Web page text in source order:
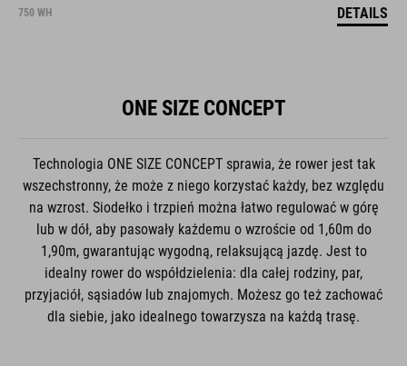
750 WH DETAILS
ONE SIZE CONCEPT
Technologia ONE SIZE CONCEPT sprawia, że rower jest tak
wszechstronny, że może z niego korzystać każdy, bez względu
na wzrost. Siodełko i trzpień można łatwo regulować w górę
lub w dół, aby pasowały każdemu o wzroście od 1,60m do
1,90m, gwarantując wygodną, relaksującą jazdę. Jest to
idealny rower do współdzielenia: dla całej rodziny, par,
przyjaciół, sąsiadów lub znajomych. Możesz go też zachować
dla siebie, jako idealnego towarzysza na każdą trasę.